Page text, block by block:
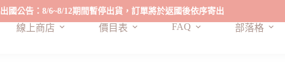
出國公告：8/6~8/12期間暫停出貨，訂單將於返國後依序寄出
線上商店 價目表 FAQ 部落格